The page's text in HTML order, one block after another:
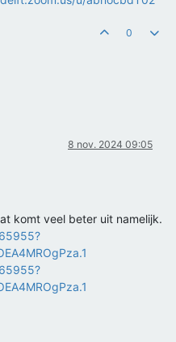
0
8 nov. 2024 09:05
komt veel beter uit namelijk.